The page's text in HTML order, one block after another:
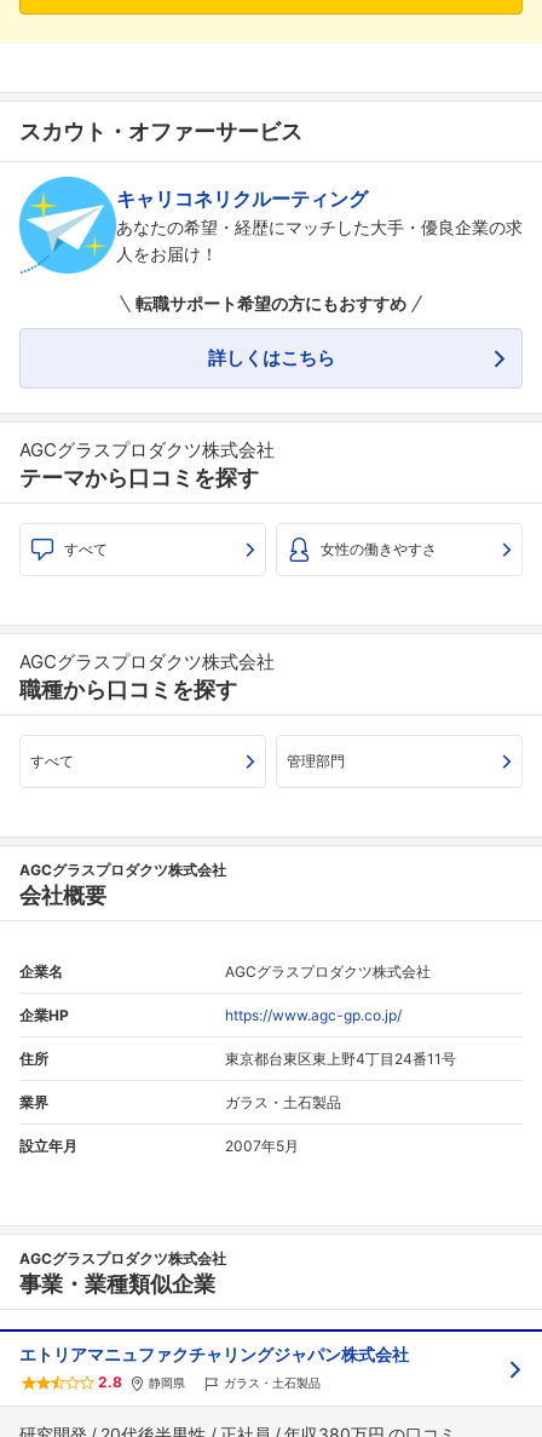
フォローしました
こちらの企業もフォローしませんか？
スカウト・オファーサービス
キャリコネリクルーティング
あなたの希望・経歴にマッチした大手・優良企業の求
人をお届け！
転職サポート希望の方にもおすすめ
詳しくはこちら
AGCグラスプロダクツ株式会社
テーマから口コミを探す
すべて 女性の働きやすさ
AGCグラスプロダクツ株式会社
職種から口コミを探す
すべて 管理部門
AGCグラスプロダクツ株式会社
会社概要
企業名 AGCグラスプロダクツ株式会社
企業HP https://www.agc-gp.co.jp/
住所 東京都台東区東上野4丁目24番11号
業界 ガラス・土石製品
設立年月 2007年5月
AGCグラスプロダクツ株式会社
事業・業種類似企業
エトリアマニュファクチャリングジャパン株式会社
2.8 静岡県 ガラス・土石製品